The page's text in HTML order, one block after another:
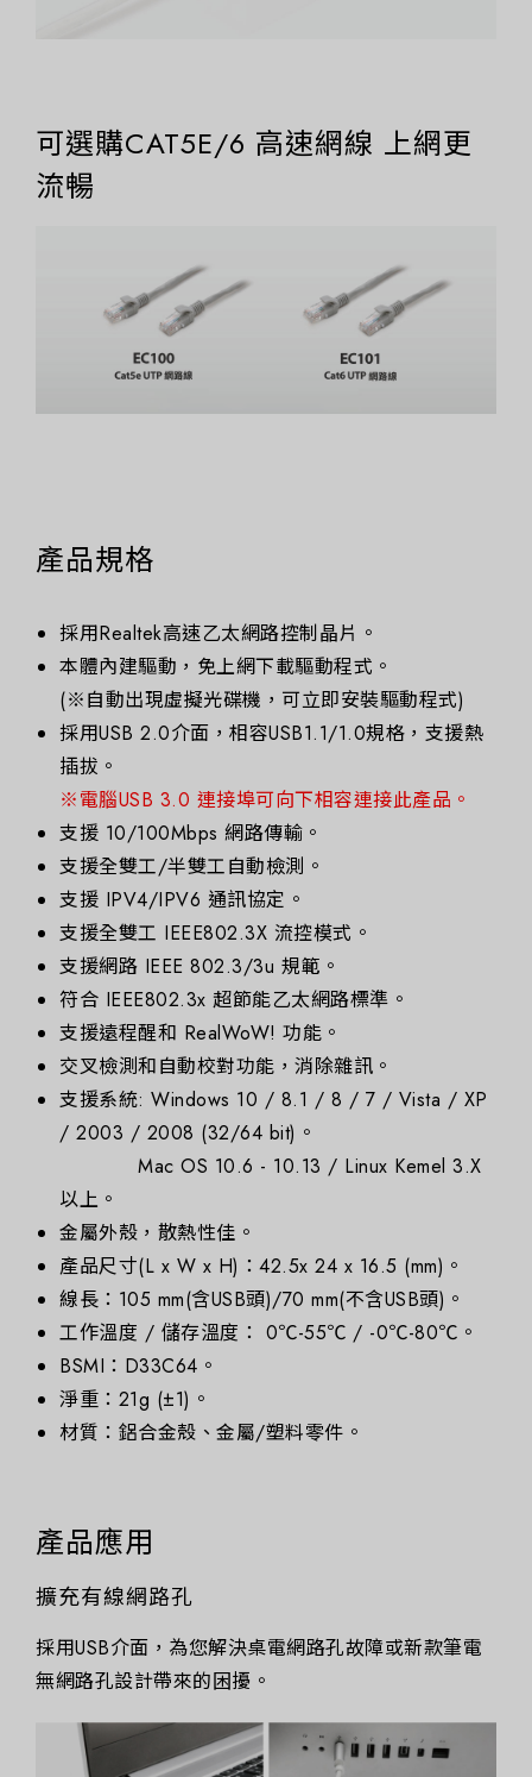
可選購CAT5E/6 高速網線 上網更
流暢
產品規格
採用Realtek高速乙太網路控制晶片。
本體內建驅動，免上網下載驅動程式。
(※自動出現虛擬光碟機，可立即安裝驅動程式)
採用USB 2.0介面，相容USB1.1/1.0規格，支援熱
插拔。
※電腦USB 3.0 連接埠可向下相容連接此產品。
支援 10/100Mbps 網路傳輸。
支援全雙工/半雙工自動檢測。
支援 IPV4/IPV6 通訊協定。
支援全雙工 IEEE802.3X 流控模式。
支援網路 IEEE 802.3/3u 規範。
符合 IEEE802.3x 超節能乙太網路標準。
支援遠程醒和 RealWoW! 功能。
交叉檢測和自動校對功能，消除雜訊。
支援系統: Windows 10 / 8.1 / 8 / 7 / Vista / XP
/ 2003 / 2008 (32/64 bit)。
Mac OS 10.6 - 10.13 / Linux Kemel 3.X
以上。
金屬外殼，散熱性佳。
產品尺寸(L x W x H)：42.5x 24 x 16.5 (mm)。
線長：105 mm(含USB頭)/70 mm(不含USB頭)。
工作溫度 / 儲存溫度： 0℃-55℃ / -0℃-80℃。
BSMI：D33C64。
淨重：21g (±1)。
材質：鋁合金殼、金屬/塑料零件。
產品應用
擴充有線網路孔
採用USB介面，為您解決桌電網路孔故障或新款筆電
無網路孔設計帶來的困擾。